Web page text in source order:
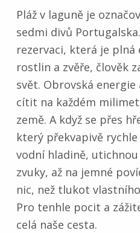
Pláž v laguně je
sedmi divů
rezervaci, která je plná
rostlin a zvěře, člověk
svět. Obrovská energie
cítit na každém
země. A když se přes
který překvapivě
vodní hladině,
zvuky, až na jemné
nic, než tlukot
Pro tenhle pocit a
celá naše cesta.